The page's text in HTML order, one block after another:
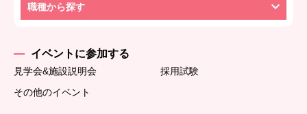
職種から探す
イベントに参加する
見学会&施設説明会
採用試験
その他のイベント